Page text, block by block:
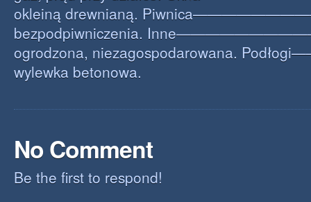
okleiną drewnianą.
bezpodpiwniczenia.
ogrodzona, niezagospodarowana.
wylewka betonowa.
No Comment
Be the first to respond!